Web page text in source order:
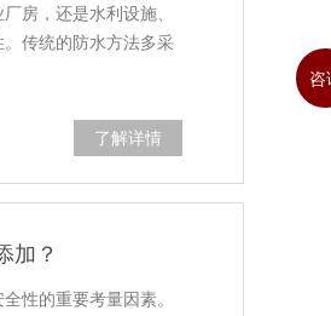
房，还是水利设施、
传统的防水方法多采
了解详情
加？
性的重要考量因素。
咨